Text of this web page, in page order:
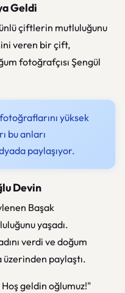
Geldi
çiftlerin mutluluğunu
veren bir çift,
fotoğrafçısı Şengül
yüksek
bu anları
paylaşıyor.
Devin
Başak
yaşadı.
verdi ve doğum
üzerinden paylaştı.
geldin oğlumuz!"